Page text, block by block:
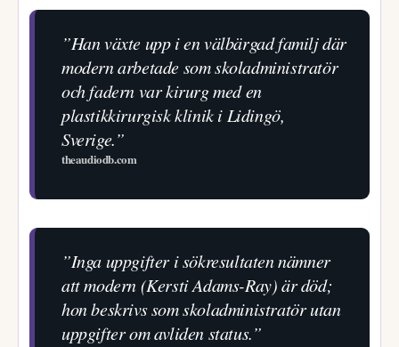
”Han växte upp i en välbärgad familj där
modern arbetade som skoladministratör
och fadern var kirurg med en
plastikkirurgisk klinik i Lidingö,
Sverige.”
theaudiodb.com
”Inga uppgifter i sökresultaten nämner
att modern (Kersti Adams-Ray) är död;
hon beskrivs som skoladministratör utan
uppgifter om avliden status.”